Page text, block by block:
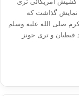
نمایش گذاشت که
صلی الله علیه وسلم
قبطیان و تری جونز